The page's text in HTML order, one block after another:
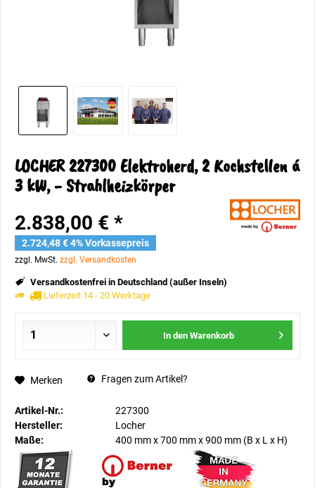
LOCHER 227300 Elektroherd, 2 Kochstellen á
3 kW, - Strahlheizkörper
2.838,00 € *
2.724,48 € 4% Vorkassepreis
zzgl. MwSt. zzgl. Versandkosten
Versandkostenfrei in Deutschland (außer Inseln)
Lieferzeit 14 - 20 Werktage
In den Warenkorb
Merken Fragen zum Artikel?
Artikel-Nr.:
227300
Hersteller:
Locher
Maße:
400 mmx700 mmx900 mm (B x L x H)